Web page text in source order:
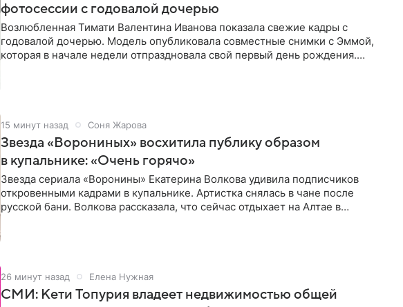
фотосессии с годовалой дочерью
Возлюбленная Тимати Валентина Иванова показала свежие кадры с
годовалой дочерью. Модель опубликовала совместные снимки с Эммой,
которая в начале недели отпраздновала свой первый день рождения.
15 минут назад Соня Жарова
Звезда «Ворониных» восхитила публику образом
в купальнике: «Очень горячо»
Звезда сериала «Воронины» Екатерина Волкова удивила подписчиков
откровенными кадрами в купальнике. Артистка снялась в чане после
русской бани. Волкова рассказала, что сейчас отдыхает на Алтае в
26 минут назад Елена Нужная
СМИ: Кети Топурия владеет недвижимостью общей